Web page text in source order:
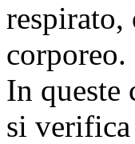
respirato,
corporeo.
In queste
si verifica